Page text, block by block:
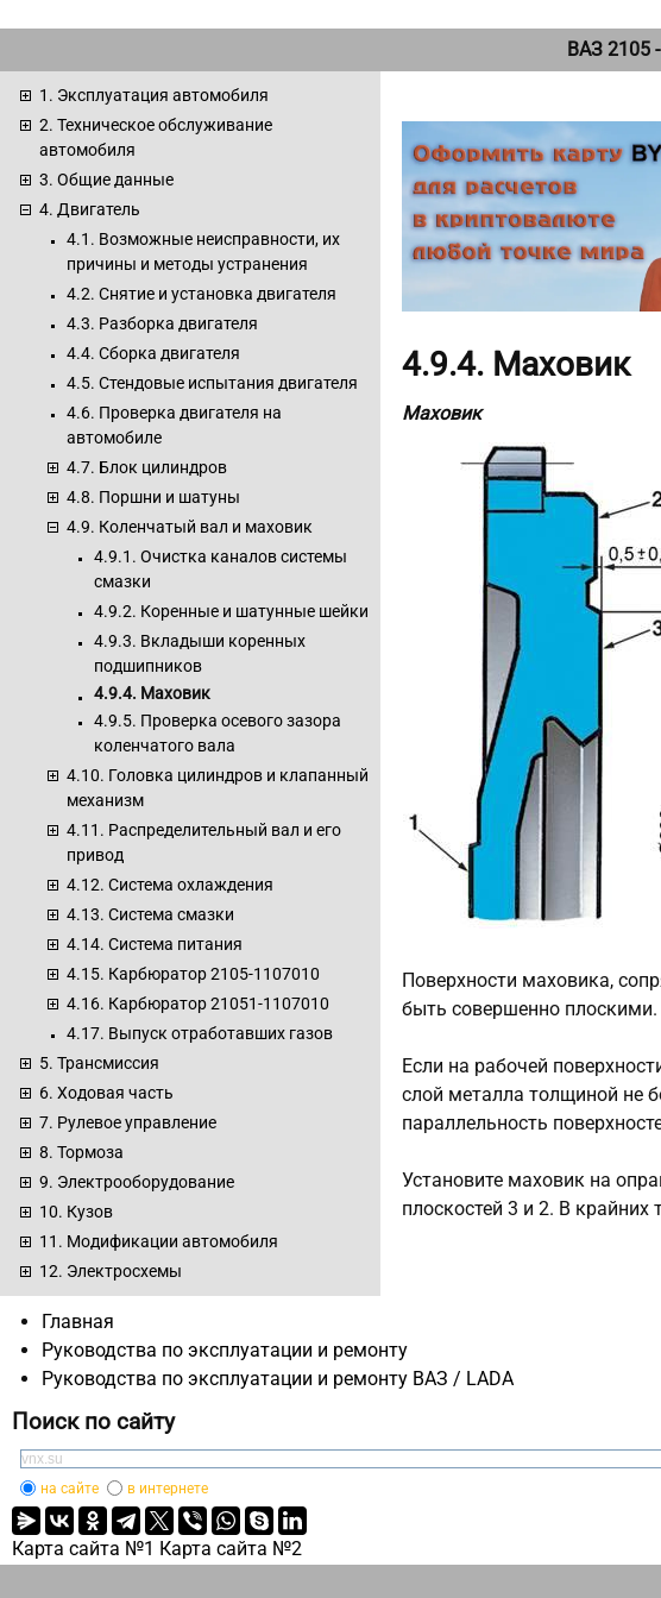
ВАЗ 2105
1. Эксплуатация автомобиля
2. Техническое обслуживание
автомобиля
3. Общие данные
4. Двигатель
4.1. Возможные неисправности, их
причины и методы устранения
4.2. Снятие и установка двигателя
4.3. Разборка двигателя
4.4. Сборка двигателя
4.5. Стендовые испытания двигателя
4.6. Проверка двигателя на
автомобиле
4.7. Блок цилиндров
4.8. Поршни и шатуны
4.9. Коленчатый вал и маховик
4.9.1. Очистка каналов системы
смазки
4.9.2. Коренные и шатунные шейки
4.9.3. Вкладыши коренных
подшипников
4.9.4. Маховик
4.9.5. Проверка осевого зазора
коленчатого вала
4.10. Головка цилиндров и клапанный
механизм
4.11. Распределительный вал и его
привод
4.12. Система охлаждения
4.13. Система смазки
4.14. Система питания
4.15. Карбюратор 2105-1107010
4.16. Карбюратор 21051-1107010
4.17. Выпуск отработавших газов
5. Трансмиссия
6. Ходовая часть
7. Рулевое управление
8. Тормоза
9. Электрооборудование
10. Кузов
11. Модификации автомобиля
12. Электросхемы
4.9.4. Маховик
Маховик
Поверхности маховика,
быть совершенно плоскими.
Если на рабочей
слой металла толщиной не
параллельность
Установите маховик на
плоскостей 3 и 2. В
Главная
Руководства по эксплуатации и ремонту
Руководства по эксплуатации и ремонту ВАЗ / LADA
Поиск по сайту
на сайте в интернете
Карта сайта №1 Карта сайта №2